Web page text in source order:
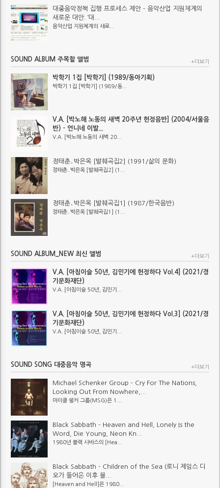
대중음악정책 집행 프로세스 제안 - 음악산업 지원체계의
새로운 대안: ‘대...
음악산업 지원체계의 새로...
SOUND ALBUM 주목할 앨범 +더보기
박학기 1집 [박학기] (1989/동아기획)
박학기 1집 [박학기] (1989/동...
V.A. [박노해 노동의 새벽 20주년 헌정음반] (2004/서울음
반) - 언니네 이발...
V.A. [박노해 노동의 새벽 20...
정태춘․박은옥 [발췌곡집2] (1991/삶의 문화)
정태춘․박은옥 [발췌곡집2] (1...
정태춘․박은옥 [발췌곡집1] (1987/한국음반)
정태춘․박은옥 [발췌곡집1] (1...
SOUND ALBUM_NEW 최신 앨범 +더보기
V.A. [아침이슬 50년, 김민기에 헌정하다 Vol.4] (2021/경
기문화재단)
V.A. [아침이슬 50년, 김민기...
V.A. [아침이슬 50년, 김민기에 헌정하다 Vol.3] (2021/경
기문화재단)
V.A. [아침이슬 50년, 김민기...
SOUND SONG 대중음악 명곡 +더보기
Michael Schenker Group - Cry For The Nations,
Looking Out From Nowhere,...
마이클 쉥커 그룹(MSG)은 1...
Black Sabbath - Heaven and Hell, Lonely Is the
Word, Die Young, Neon Kn...
1980년 블랙 사바스의 [Hea...
Black Sabbath - Children of the Sea (로니 제임스 디
오가 들어온 이후 블...
[Heaven and Hell]은 1980...